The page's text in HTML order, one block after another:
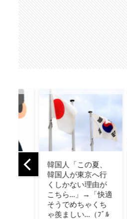
ョクグマ
に現れたと
海外「PCAが
MVP」岡本vs鈴木
の日本人対決はカ
ブスの劇的サヨナ
ラ勝利！（海外の
反応）